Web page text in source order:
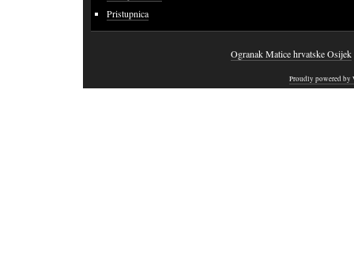
Pristupnica
Ogranak Matice hrvatske Osijek
Proudly powered by